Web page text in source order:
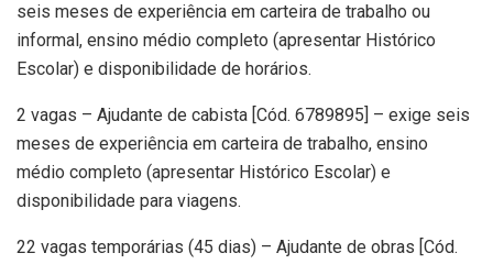
seis meses de experiência em carteira de trabalho ou
informal, ensino médio completo (apresentar Histórico
Escolar) e disponibilidade de horários.
2 vagas – Ajudante de cabista [Cód. 6789895] – exige seis
meses de experiência em carteira de trabalho, ensino
médio completo (apresentar Histórico Escolar) e
disponibilidade para viagens.
22 vagas temporárias (45 dias) – Ajudante de obras [Cód.